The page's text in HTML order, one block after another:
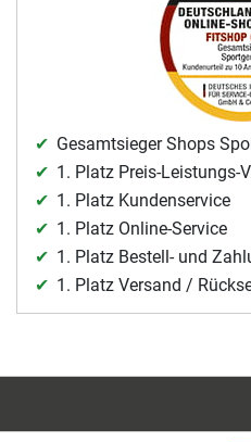
Gesamtsieger Shops
1. Platz Preis-Leistungs-
1. Platz Kundenservice
1. Platz Online-Service
1. Platz Bestell- und
1. Platz Versand /